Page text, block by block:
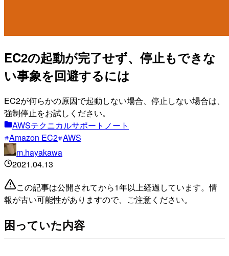
EC2の起動が完了せず、停止もできな
い事象を回避するには
EC2が何らかの原因で起動しない場合、停止しない場合は、
強制停止をお試しください。
AWSテクニカルサポートノート
Amazon EC2 AWS
m.hayakawa
2021.04.13
この記事は公開されてから1年以上経過しています。情
報が古い可能性がありますので、ご注意ください。
困っていた内容